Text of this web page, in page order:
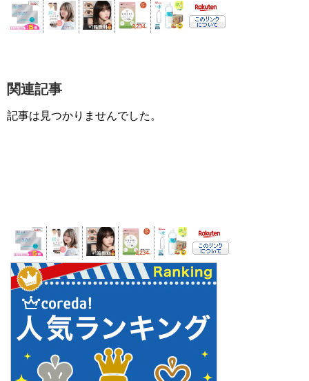
関連記事
記事は見つかりませんでした。